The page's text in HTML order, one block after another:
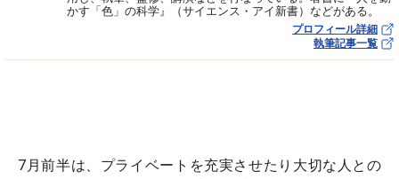
かす「色」の科学』（サイエンス・アイ新書）などがある。
プロフィール詳細
執筆記事一覧
7月前半は、プライベートを充実させたり大切な人との